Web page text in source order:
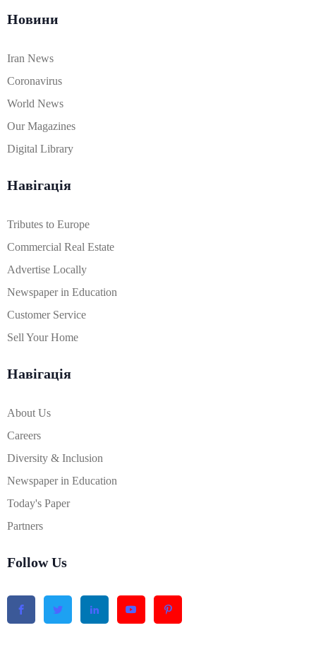
Новини
Iran News
Coronavirus
World News
Our Magazines
Digital Library
Навігація
Tributes to Europe
Commercial Real Estate
Advertise Locally
Newspaper in Education
Customer Service
Sell Your Home
Навігація
About Us
Careers
Diversity & Inclusion
Newspaper in Education
Today's Paper
Partners
Follow Us